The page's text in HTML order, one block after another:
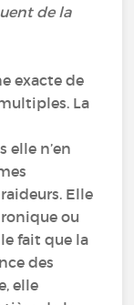
de la
exacte de
La
n’en
Elle
ou
fait que la
des
elle